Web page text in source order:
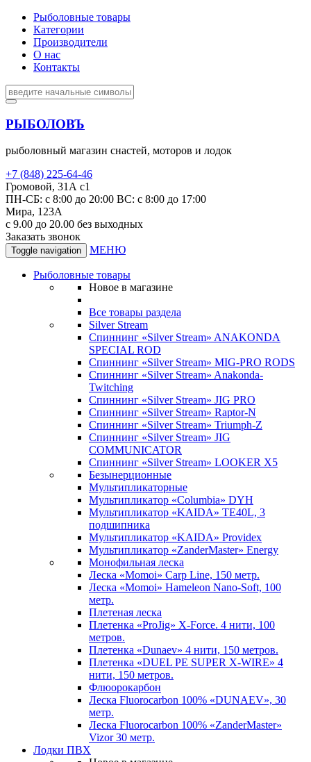
Рыболовные товары
Категории
Производители
О нас
Контакты
РЫБОЛОВЪ
рыболовный магазин снастей, моторов и лодок
+7 (848) 225-64-46
Громовой, 31А с1
ПН-СБ: с 8:00 до 20:00 ВС: с 8:00 до 17:00
Мира, 123А
с 9.00 до 20.00 без выходных
Заказать звонок
Toggle navigation МЕНЮ
Рыболовные товары
Новое в магазине
Все товары раздела
Silver Stream
Спиннинг «Silver Stream» ANAKONDA
SPECIAL ROD
Спиннинг «Silver Stream» MIG-PRO RODS
Спиннинг «Silver Stream» Anakonda-
Twitching
Спиннинг «Silver Stream» JIG PRO
Спиннинг «Silver Stream» Raptor-N
Спиннинг «Silver Stream» Triumph-Z
Спиннинг «Silver Stream» JIG
COMMUNICATOR
Спиннинг «Silver Stream» LOOKER X5
Безынерционные
Мультипликаторные
Мультипликатор «Columbia» DYH
Мультипликатор «KAIDA» TE40L, 3
подшипника
Мультипликатор «KAIDA» Providex
Мультипликатор «ZanderMaster» Energy
Монофильная леска
Леска «Momoi» Carp Line, 150 метр.
Леска «Momoi» Hameleon Nano-Soft, 100
метр.
Плетеная леска
Плетенка «ProJig» X-Force. 4 нити, 100
метров.
Плетенка «Dunaev» 4 нити, 150 метров.
Плетенка «DUEL PE SUPER X-WIRE» 4
нити, 150 метров.
Флюорокарбон
Леска Fluorocarbon 100% «DUNAEV», 30
метр.
Леска Fluorocarbon 100% «ZanderMaster»
Vizor 30 метр.
Лодки ПВХ